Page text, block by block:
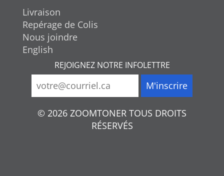
Livraison
Repérage de Colis
Nous joindre
English
REJOIGNEZ NOTRE INFOLETTRE
© 2026 ZOOMTONER TOUS DROITS
RÉSERVÉS